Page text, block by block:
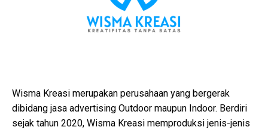
Wisma Kreasi merupakan perusahaan yang bergerak
dibidang jasa advertising Outdoor maupun Indoor. Berdiri
sejak tahun 2020, Wisma Kreasi memproduksi jenis-jenis